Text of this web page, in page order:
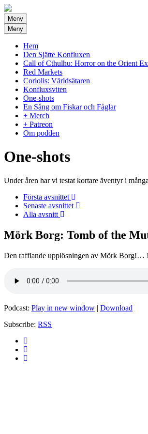
Meny
Meny
Hem
Den Sjätte Konfluxen
Call of Cthulhu: Horror on the Orient
Red Markets
Coriolis: Världsätaren
Konfluxsviten
One-shots
En Sång om Fiskar och Fåglar
+ Merch
+ Patreon
Om podden
One-shots
Under åren har vi testat kortare äventyr i
Första avsnittet
Senaste avsnittet
Alla avsnitt
Mörk Borg: Tomb of the
Den rafflande upplösningen av Mörk Borg!…
Podcast: Play in new window | Download
Subscribe: RSS